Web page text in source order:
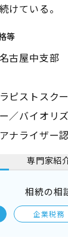
けている。
等
古屋中支部
ピストスク
／バイオリ
ナライザー
専門家紹
相続の相
企業税務